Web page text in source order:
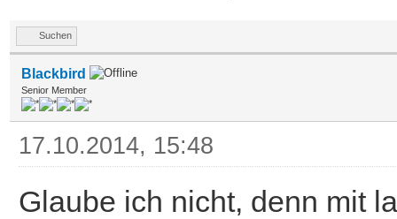
Suchen
Blackbird
Senior Member
17.10.2014, 15:48
Glaube ich nicht, denn mit